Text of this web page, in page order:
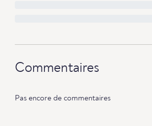
Commentaires
Pas encore de commentaires